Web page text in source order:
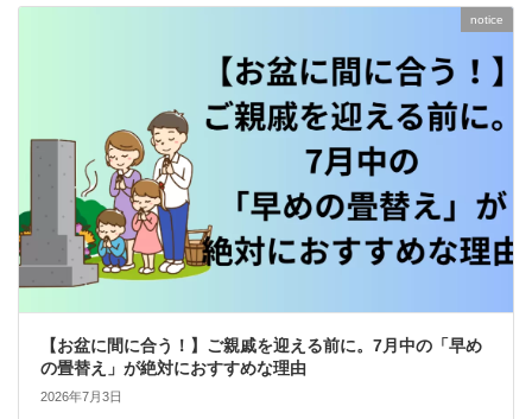
notice
【お盆に間に合う！】ご親戚を迎える前に。7月中の「早め
の畳替え」が絶対におすすめな理由
2026年7月3日